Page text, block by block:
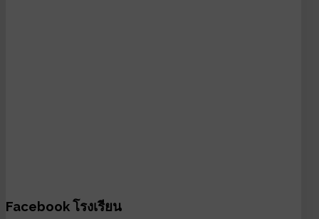
Facebook โรงเรียน